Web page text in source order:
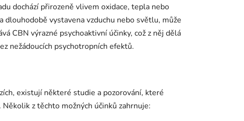
dochází přirozeně vlivem oxidace, tepla nebo
vystavena vzduchu nebo světlu, může
CBN výrazné psychoaktivní účinky, což z něj dělá
nežádoucích psychotropních efektů.
existují některé studie a pozorování, které
z těchto možných účinků zahrnuje: